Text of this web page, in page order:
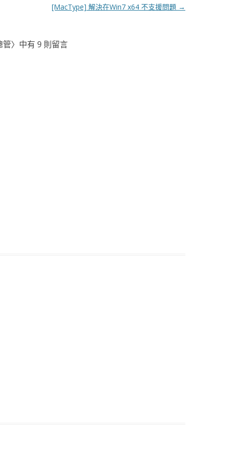
[MacType] 解決在Win7 x64 不支援問題 →
管〉中有 9 則留言